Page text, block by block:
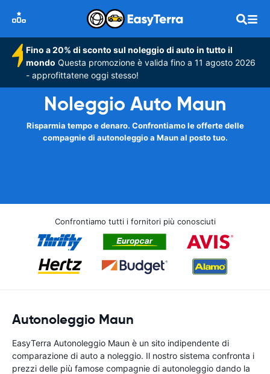
Fino a 20% di sconto sul noleggio di auto in tutto il
mondo Questa promozione è valida fino a 11 agosto 2026
- approfittatene oggi stesso!
Noleggio Auto Maun
Risparmia tempo e denaro. Confrontiamo le offerte delle
compagnie di autonoleggio a Maun al posto tuo.
Confrontiamo tutti i fornitori più conosciuti
Autonoleggio Maun
EasyTerra Autonoleggio Maun è un sito indipendente di
comparazione di auto a noleggio. Il nostro sistema confronta i
prezzi delle più famose compagnie di autonoleggio dando la